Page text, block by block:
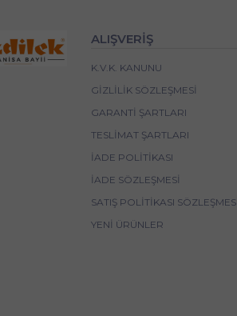
ALIŞVERİŞ
K.V.K. KANUNU
GIZLILIK SÖZLEŞMESI
GARANTI ŞARTLARI
TESLIMAT ŞARTLARI
İADE POLITIKASI
İADE SÖZLEŞMESI
SATIŞ POLITIKASI SÖZLEŞMESI
YENI ÜRÜNLER